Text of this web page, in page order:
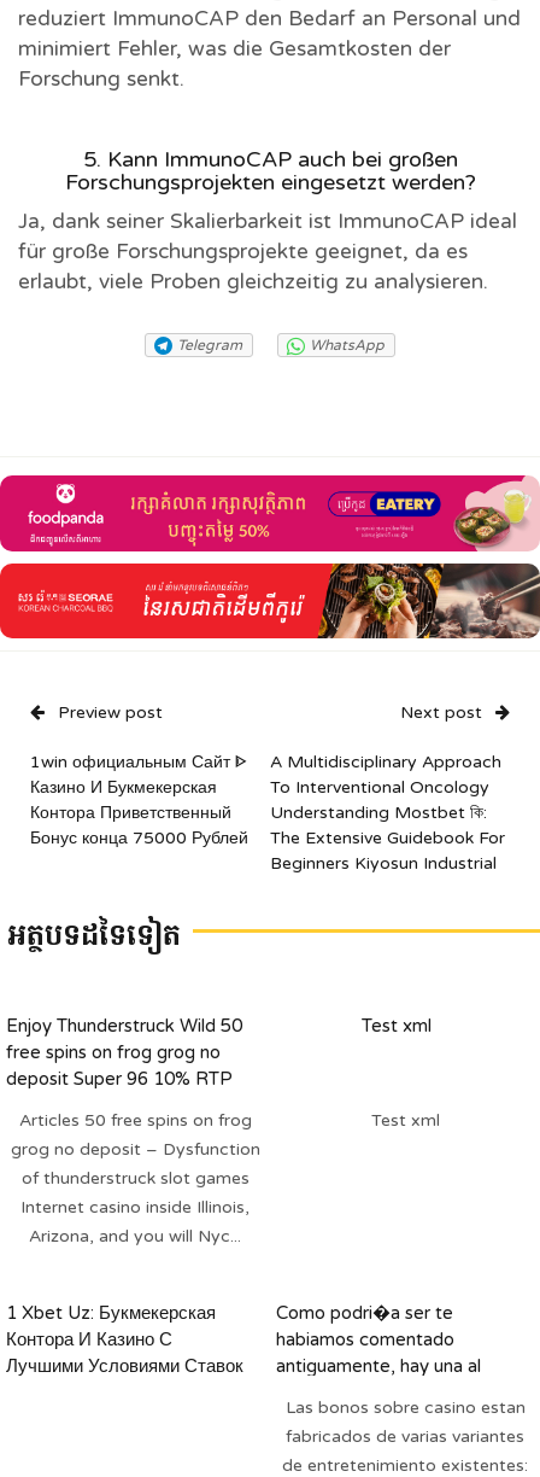
reduziert ImmunoCAP den Bedarf an Personal und
minimiert Fehler, was die Gesamtkosten der
Forschung senkt.
5. Kann ImmunoCAP auch bei großen
Forschungsprojekten eingesetzt werden?
Ja, dank seiner Skalierbarkeit ist ImmunoCAP ideal
für große Forschungsprojekte geeignet, da es
erlaubt, viele Proben gleichzeitig zu analysieren.
Telegram WhatsApp
Preview post
1win официальным Сайт ᐈ
Казино И Букмекерская
Контора Приветственный
Бонус конца 75000 Рублей
Next post
A Multidisciplinary Approach
To Interventional Oncology
Understanding Mostbet কি:
The Extensive Guidebook For
Beginners Kiyosun Industrial
អត្ថបទដទៃទៀត
Enjoy Thunderstruck Wild 50
free spins on frog grog no
deposit Super 96 10% RTP
Articles 50 free spins on frog
grog no deposit – Dysfunction
of thunderstruck slot games
Internet casino inside Illinois,
Arizona, and you will Nyc...
Test xml
Test xml
1 Xbet Uz: Букмекерская
Контора И Казино С
Лучшими Условиями Ставок
Como podri�a ser te
habiamos comentado
antiguamente, hay una al
sobre casino que hay en el
comercio
Las bonos sobre casino estan
fabricados de varias variantes
de entretenimiento existentes: